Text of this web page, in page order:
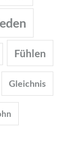
Fühlen
Gleichnis